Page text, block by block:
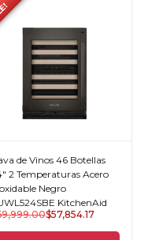
de Vinos 46 Botellas
2 Temperaturas Acero
Negro
KitchenAid
$57,854.17